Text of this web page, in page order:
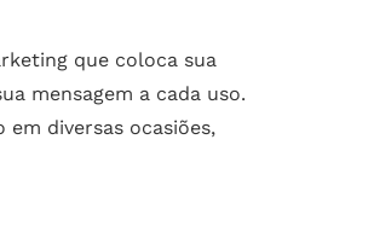
que coloca sua
mensagem a cada uso.
diversas ocasiões,